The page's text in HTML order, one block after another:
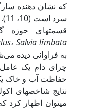
که نشان دهنده
قسمت­های حوزه
، Salvia limbata
به فراوانی دیده
چرای دام یک
حفاظت آب و خاک
نتایج شاخص­های
می­توان اظهار کرد